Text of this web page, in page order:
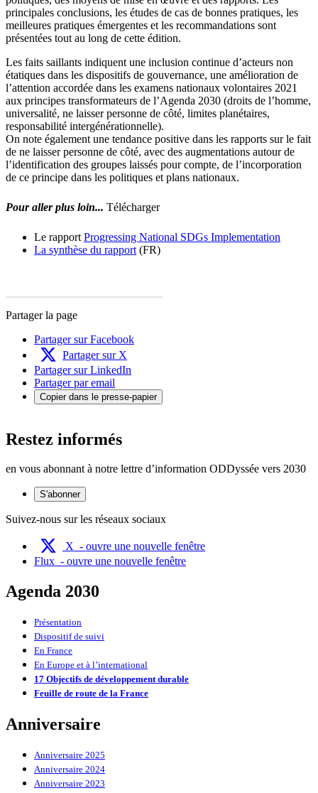
principales conclusions, les études de cas de bonnes pratiques, les
meilleures pratiques émergentes et les recommandations sont
présentées tout au long de cette édition.
Les faits saillants indiquent une inclusion continue d’acteurs non
étatiques dans les dispositifs de gouvernance, une amélioration de
l’attention accordée dans les examens nationaux volontaires 2021
aux principes transformateurs de l’Agenda 2030 (droits de l’homme,
universalité, ne laisser personne de côté, limites planétaires,
responsabilité intergénérationnelle).
On note également une tendance positive dans les rapports sur le fait
de ne laisser personne de côté, avec des augmentations autour de
l’identification des groupes laissés pour compte, de l’incorporation
de ce principe dans les politiques et plans nationaux.
Pour aller plus loin... Télécharger
Le rapport Progressing National SDGs Implementation
La synthèse du rapport (FR)
Partager la page
Partager sur Facebook
Partager sur X
Partager sur LinkedIn
Partager par email
Copier dans le presse-papier
Restez informés
en vous abonnant à notre lettre d’information ODDyssée vers 2030
S'abonner
Suivez-nous sur les réseaux sociaux
X - ouvre une nouvelle fenêtre
Flux - ouvre une nouvelle fenêtre
Agenda 2030
Présentation
Dispositif de suivi
En France
En Europe et à l’international
17 Objectifs de développement durable
Feuille de route de la France
Anniversaire
Anniversaire 2025
Anniversaire 2024
Anniversaire 2023